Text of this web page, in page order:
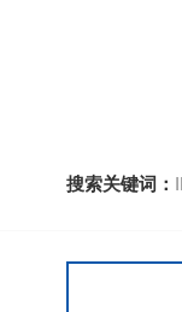
搜索关键词：